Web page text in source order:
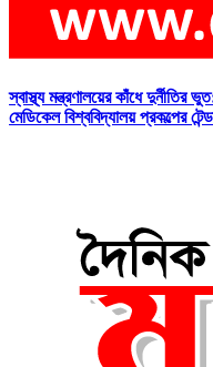
স্বাস্থ্য মন্ত্রণালয়ের কাঁধে দুর্নীতির
মেডিকেল বিশ্ববিদ্যালয় প্রকল্পের